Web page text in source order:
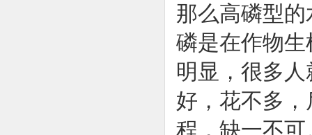
那么高磷型
磷是在作物
明显，很多
好，花不多
程，缺一不可